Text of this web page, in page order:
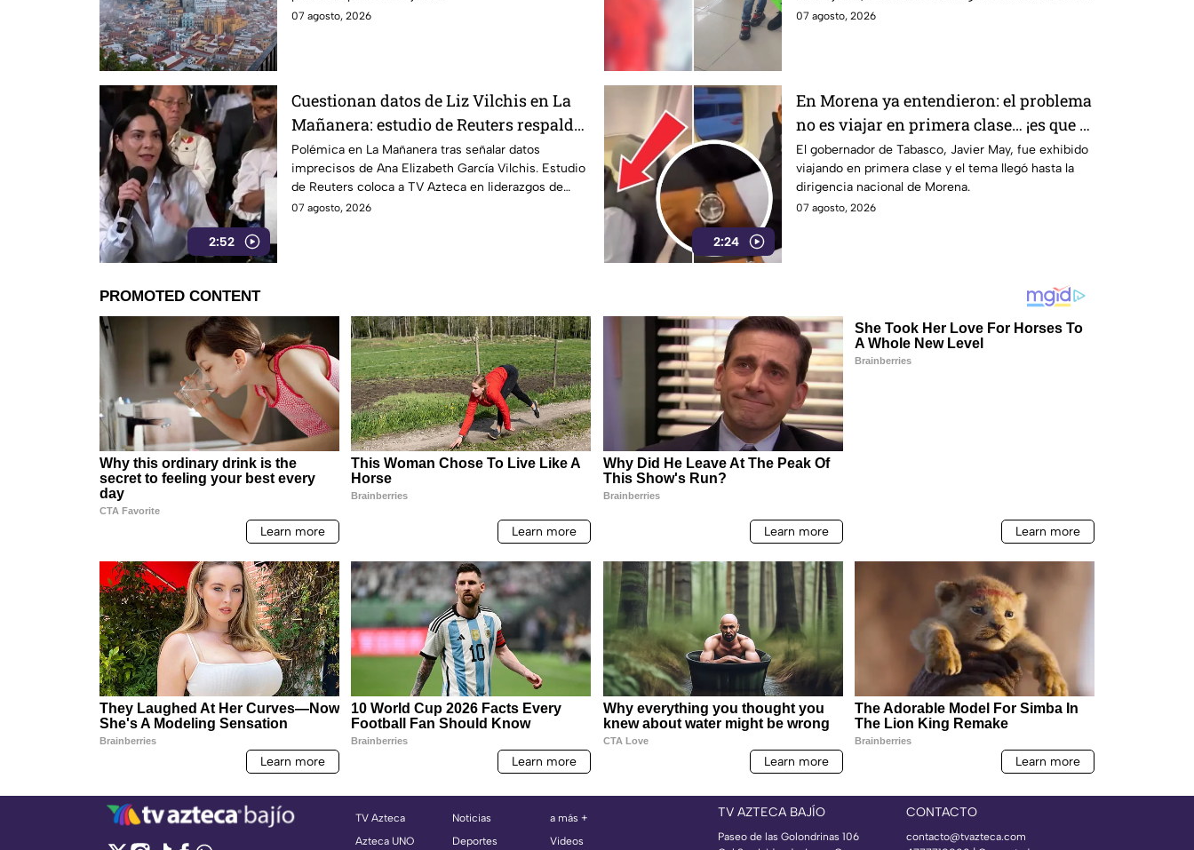
07 agosto, 2026
la Alerta.
07 agosto, 2026
2:52
Cuestionan datos de Liz Vilchis en La
Mañanera: estudio de Reuters respalda
a TV Azteca
Polémica en La Mañanera tras señalar datos
imprecisos de Ana Elizabeth García Vilchis. Estudio
de Reuters coloca a TV Azteca en liderazgos de
credibilidad.
07 agosto, 2026
2:24
En Morena ya entendieron: el problema
no es viajar en primera clase… ¡es que te
graben!
El gobernador de Tabasco, Javier May, fue exhibido
viajando en primera clase y el tema llegó hasta la
dirigencia nacional de Morena.
07 agosto, 2026
TV Azteca
Azteca UNO
Noticias
Deportes
a más +
Videos
TV AZTECA BAJÍO
Paseo de las Golondrinas 106
CONTACTO
contacto@tvazteca.com